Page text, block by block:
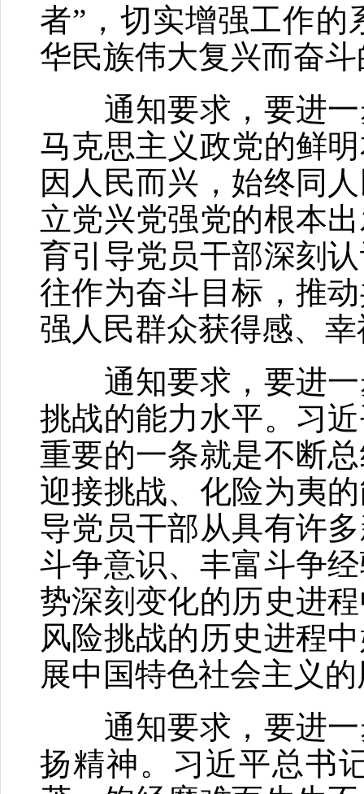
者”，切实增强工作
华民族伟大复兴而奋
通知要求，要进一
马克思主义政党的鲜
因人民而兴，始终同
立党兴党强党的根本
育引导党员干部深刻
往作为奋斗目标，推
强人民群众获得感、
通知要求，要进一
挑战的能力水平。习
重要的一条就是不断
迎接挑战、化险为夷
导党员干部从具有许
斗争意识、丰富斗争
势深刻变化的历史进
风险挑战的历史进程
展中国特色社会主义
通知要求，要进一
扬精神。习近平总书